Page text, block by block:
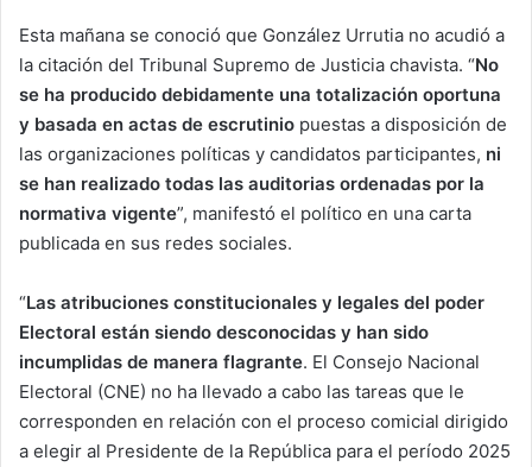
Esta mañana se conoció que González Urrutia no acudió a
la citación del Tribunal Supremo de Justicia chavista. “No
se ha producido debidamente una totalización oportuna
y basada en actas de escrutinio puestas a disposición de
las organizaciones políticas y candidatos participantes, ni
se han realizado todas las auditorias ordenadas por la
normativa vigente”, manifestó el político en una carta
publicada en sus redes sociales.
“Las atribuciones constitucionales y legales del poder
Electoral están siendo desconocidas y han sido
incumplidas de manera flagrante. El Consejo Nacional
Electoral (CNE) no ha llevado a cabo las tareas que le
corresponden en relación con el proceso comicial dirigido
a elegir al Presidente de la República para el período 2025